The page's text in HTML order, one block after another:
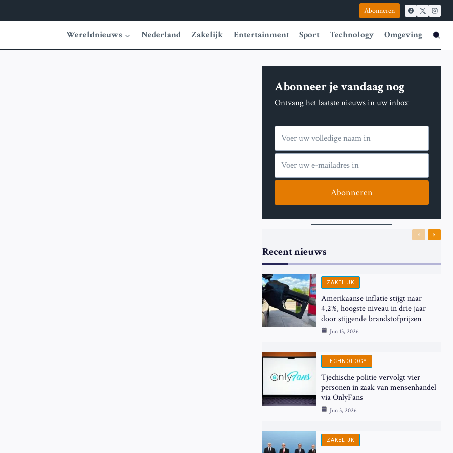
Abonneren
Wereldnieuws Nederland Zakelijk Entertainment Sport Technology Omgeving
Abonneer je vandaag nog
Ontvang het laatste nieuws in uw inbox
Abonneren
Recent nieuws
Previous
Next
ZAKELIJK
Amerikaanse inflatie stijgt naar
4,2%, hoogste niveau in drie jaar
door stijgende brandstofprijzen
Jun 13, 2026
TECHNOLOGY
Tjechische politie vervolgt vier
personen in zaak van mensenhandel
via OnlyFans
Jun 3, 2026
ZAKELIJK